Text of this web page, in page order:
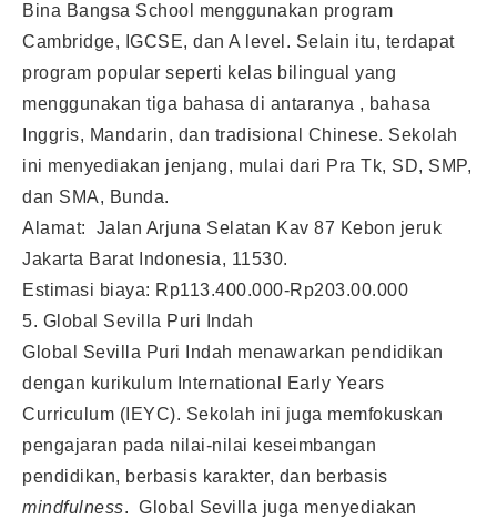
Bina Bangsa School menggunakan program
Cambridge, IGCSE, dan A level. Selain itu, terdapat
program popular seperti kelas bilingual yang
menggunakan tiga bahasa di antaranya , bahasa
Inggris, Mandarin, dan tradisional Chinese. Sekolah
ini menyediakan jenjang, mulai dari Pra Tk, SD, SMP,
dan SMA, Bunda.
Alamat: Jalan Arjuna Selatan Kav 87 Kebon jeruk
Jakarta Barat Indonesia, 11530.
Estimasi biaya: Rp113.400.000-Rp203.00.000
5. Global Sevilla Puri Indah
Global Sevilla Puri Indah menawarkan pendidikan
dengan kurikulum International Early Years
Curriculum (IEYC). Sekolah ini juga memfokuskan
pengajaran pada nilai-nilai keseimbangan
pendidikan, berbasis karakter, dan berbasis
mindfulness. Global Sevilla juga menyediakan